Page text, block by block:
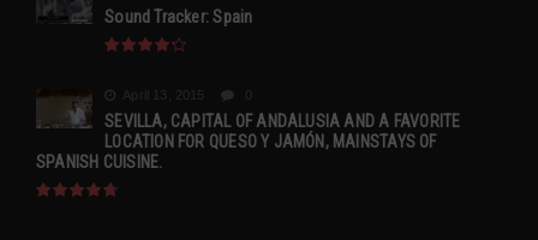
Sound Tracker: Spain
April 13, 2015
SEVILLA, CAPITAL OF ANDALUSIA AND A FAVORITE
LOCATION FOR QUESO Y JAMÓN, MAINSTAYS OF
SPANISH CUISINE.